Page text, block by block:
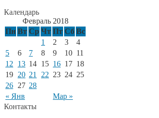
Календарь
Февраль 2018
Пн Вт Ср Чт Пт Сб Вс
« Янв Мар »
1 2 3
4
5
6 7 8 9 10 11
12
13 14 15 16 17 18
19 20 21 22 23 24 25
26 27 28
Контакты